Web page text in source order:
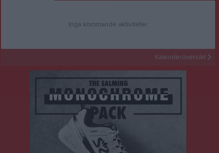
Inga kommande aktiviteter
Kalenderöversikt